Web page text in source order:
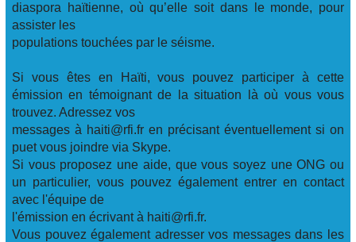
diaspora haïtienne, où qu’elle soit dans le monde, pour
assister les
populations touchées par le séisme.
Si vous êtes en Haïti, vous pouvez participer à cette
émission en témoignant de la situation là où vous vous
trouvez. Adressez vos
messages à haiti@rfi.fr en précisant éventuellement si on
puet vous joindre via Skype.
Si vous proposez une aide, que vous soyez une ONG ou
un particulier, vous pouvez également entrer en contact
avec l'équipe de
l'émission en écrivant à haiti@rfi.fr.
Vous pouvez également adresser vos messages dans les